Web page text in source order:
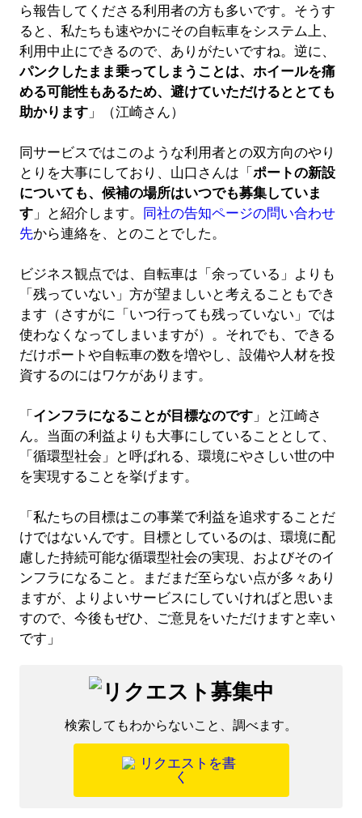
ら報告してくださる利用者の方も多いです。そうす
ると、私たちも速やかにその自転車をシステム上、
利用中止にできるので、ありがたいですね。逆に、
パンクしたまま乗ってしまうことは、ホイールを痛
める可能性もあるため、避けていただけるととても
助かります」（江崎さん）
同サービスではこのような利用者との双方向のやり
とりを大事にしており、山口さんは「 ポートの新設
についても、候補の場所はいつでも募集していま
す」と紹介します。
同社の告知ページの問い合わせ
先から連絡を、とのことでした。
ビジネス観点では、自転車は「余っている」よりも
「残っていない」方が望ましいと考えることもでき
ます（さすがに「いつ行っても残っていない」では
使わなくなってしまいますが）。それでも、できる
だけポートや自転車の数を増やし、設備や人材を投
資するのにはワケがあります。
「 インフラになることが目標なのです」と江崎さ
ん。当面の利益よりも大事にしていることとして、
「循環型社会」と呼ばれる、環境にやさしい世の中
を実現することを挙げます。
「私たちの目標はこの事業で利益を追求することだ
けではないんです。目標としているのは、環境に配
慮した持続可能な循環型社会の実現、およびそのイ
ンフラになること。まだまだ至らない点が多々あり
ますが、よりよいサービスにしていければと思いま
すので、今後もぜひ、ご意見をいただけますと幸い
です」
検索してもわからないこと、調べます。